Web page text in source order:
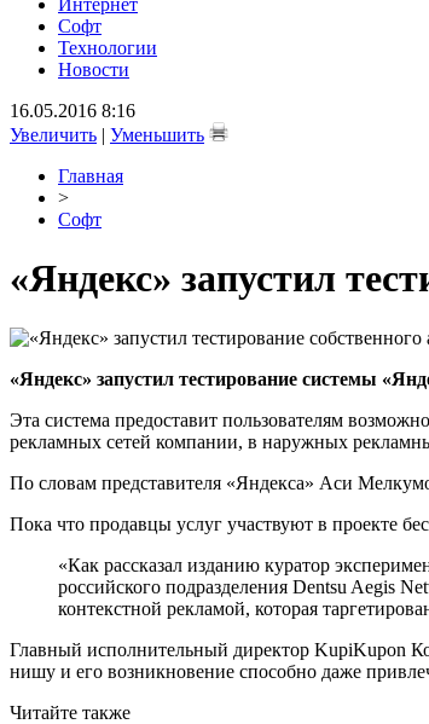
Интернет
Софт
Технологии
Новости
16.05.2016 8:16
Увеличить | Уменьшить
Главная
>
Софт
«Яндекс» запустил
«Яндекс» запустил тестирование системы
Эта система предоставит пользователям
рекламных сетей компании, в наружных
По словам представителя «Яндекса» Аси
Пока что продавцы услуг участвуют в проекте
«Как рассказал изданию куратор
российского подразделения Dentsu Aegis
контекстной рекламой, которая
Главный исполнительный директор KupiKupon
нишу и его возникновение способно даже
Читайте также